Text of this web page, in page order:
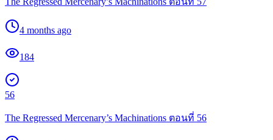
4 months ago
184
56
The Regressed Mercenary’s Machinations ตอนที่ 56